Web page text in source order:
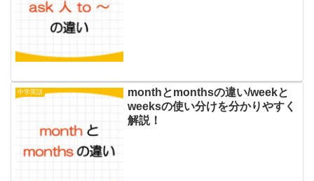
中学英語
monthとmonthsの違い/weekと
weeksの使い分けを分かりやすく
解説！